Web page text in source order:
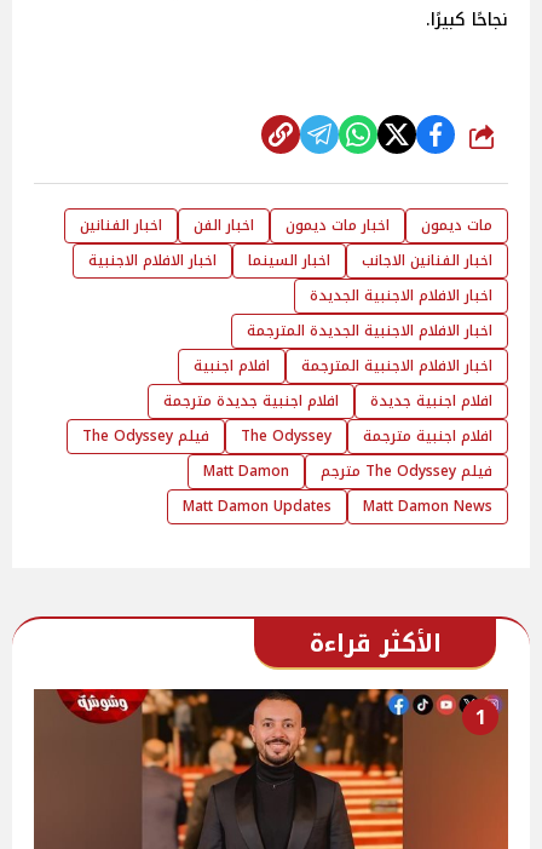
نجاحًا كبيرًا.
شارك
مات ديمون اخبار مات ديمون اخبار الفن
اخبار الفنانين
اخبار الفنانين الاجانب
اخبار السينما
اخبار الافلام الاجنبية
اخبار الافلام الاجنبية الجديدة
اخبار الافلام الاجنبية الجديدة المترجمة
اخبار الافلام الاجنبية المترجمة
افلام اجنبية
افلام اجنبية جديدة
افلام اجنبية جديدة مترجمة
افلام اجنبية مترجمة
The Odyssey
فيلم The Odyssey
فيلم The Odyssey مترجم
Matt Damon
Matt Damon News
Matt Damon Updates
الأكثر قراءة
1